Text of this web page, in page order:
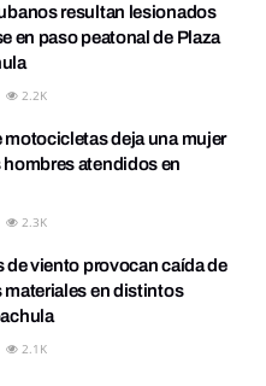
resultan lesionados
en paso peatonal de Plaza
2.2K
deja una mujer
atendidos en
2.3K
de viento provocan caída de
materiales en distintos
2.1K